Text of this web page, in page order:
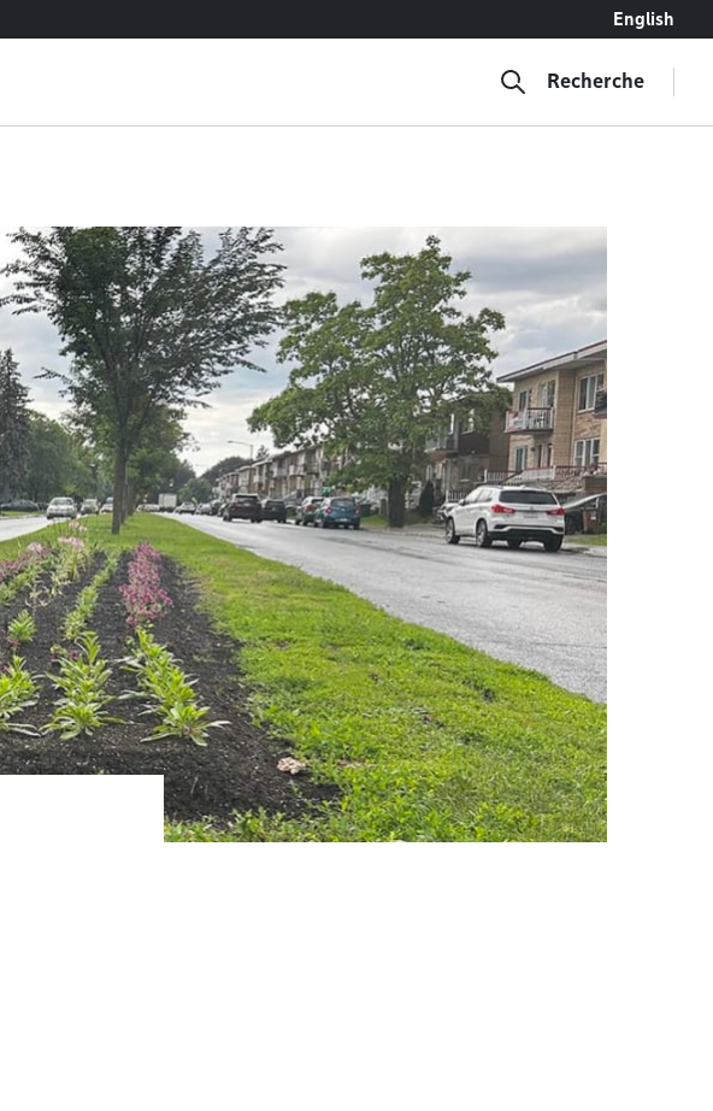
English
Recherche